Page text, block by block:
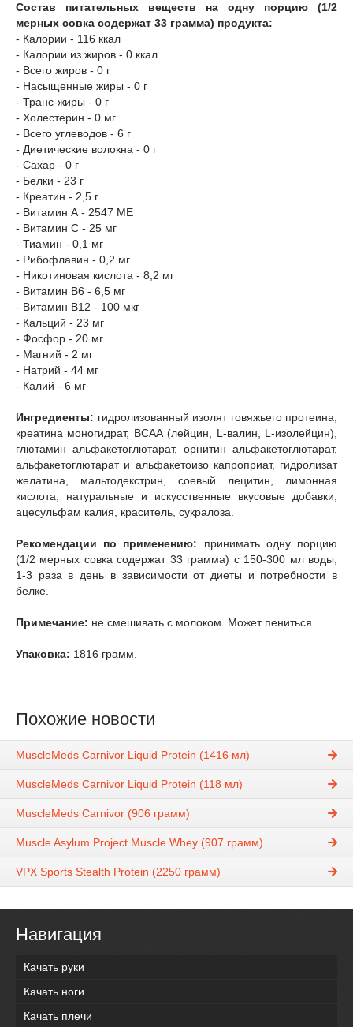
Состав питательных веществ на одну порцию (1/2
мерных совка содержат 33 грамма) продукта:
- Калории - 116 ккал
- Калории из жиров - 0 ккал
- Всего жиров - 0 г
- Насыщенные жиры - 0 г
- Транс-жиры - 0 г
- Холестерин - 0 мг
- Всего углеводов - 6 г
- Диетические волокна - 0 г
- Сахар - 0 г
- Белки - 23 г
- Креатин - 2,5 г
- Витамин А - 2547 МЕ
- Витамин С - 25 мг
- Тиамин - 0,1 мг
- Рибофлавин - 0,2 мг
- Никотиновая кислота - 8,2 мг
- Витамин В6 - 6,5 мг
- Витамин В12 - 100 мкг
- Кальций - 23 мг
- Фосфор - 20 мг
- Магний - 2 мг
- Натрий - 44 мг
- Калий - 6 мг
Ингредиенты: гидролизованный изолят говяжьего протеина,
креатина моногидрат, ВСАА (лейцин, L-валин, L-изолейцин),
глютамин альфакетоглютарат, орнитин альфакетоглютарат,
альфакетоглютарат и альфакетоизо капроприат, гидролизат
желатина, мальтодекстрин, соевый лецитин, лимонная
кислота, натуральные и искусственные вкусовые добавки,
ацесульфам калия, краситель, сукралоза.
Рекомендации по применению: принимать одну порцию
(1/2 мерных совка содержат 33 грамма) с 150-300 мл воды,
1-3 раза в день в зависимости от диеты и потребности в
белке.
Примечание: не смешивать с молоком. Может пениться.
Упаковка: 1816 грамм.
Похожие новости
MuscleMeds Carnivor Liquid Protein (1416 мл)
MuscleMeds Carnivor Liquid Protein (118 мл)
MuscleMeds Carnivor (906 грамм)
Muscle Asylum Project Muscle Whey (907 грамм)
VPX Sports Stealth Protein (2250 грамм)
Навигация
Качать руки
Качать ноги
Качать плечи